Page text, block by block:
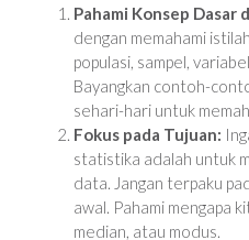
Pahami Konsep Dasar
dengan memahami
populasi, sampel,
Bayangkan contoh-
sehari-hari untuk
Fokus pada Tujuan:
statistika adalah untuk
data. Jangan terpaku
awal. Pahami mengapa
median, atau modus.